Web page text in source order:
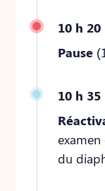
10 h 20
Pause
10 h 35
du